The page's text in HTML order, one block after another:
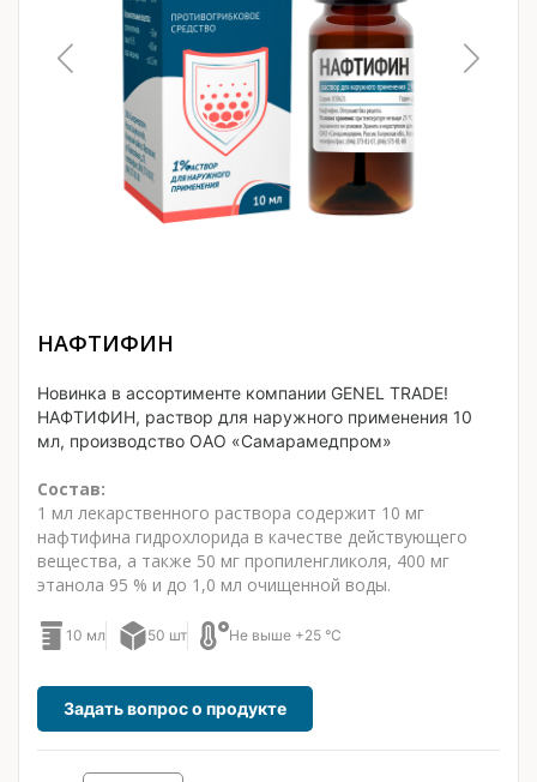
НАФТИФИН
Новинка в ассортименте компании GENEL TRADE!
НАФТИФИН, раствор для наружного применения 10
мл, производство ОАО «Самарамедпром»
Состав:
1 мл лекарственного раствора содержит 10 мг
нафтифина гидрохлорида в качестве действующего
вещества, а также 50 мг пропиленгликоля, 400 мг
этанола 95 % и до 1,0 мл очищенной воды.
10 мл 50 шт Не выше +25 °C
Задать вопрос о продукте